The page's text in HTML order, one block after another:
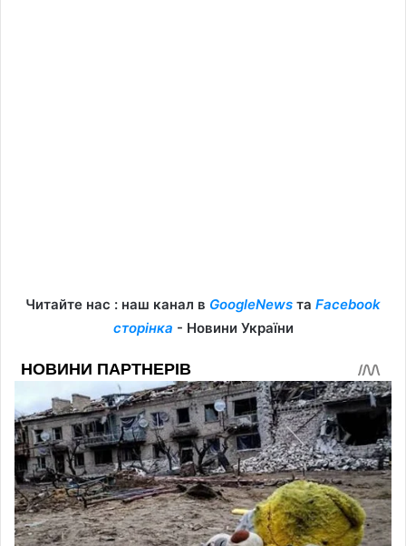
Читайте нас : наш канал в GoogleNews та Facebook
сторінка - Новини України